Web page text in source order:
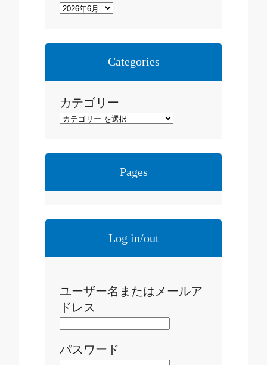
ア
カ
Categories
カテゴリー
Pages
Log in/out
ユーザー名またはメールア
ドレス
パスワード